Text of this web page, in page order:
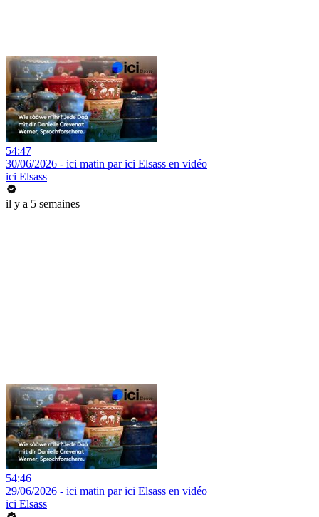
54:47
30/06/2026 - ici matin par ici Elsass en vidéo
ici Elsass
il y a 5 semaines
54:46
29/06/2026 - ici matin par ici Elsass en vidéo
ici Elsass